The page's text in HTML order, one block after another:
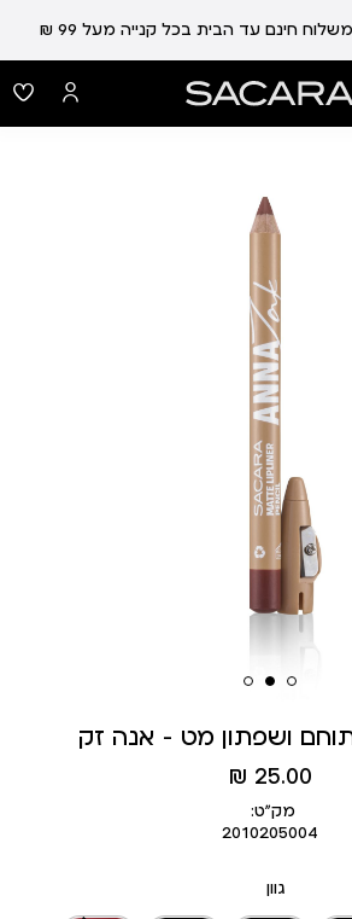
ושפתון מט - אנה זק
מחיר
מוצר
25.00 ₪
מק״ט:
2010205004
גוון